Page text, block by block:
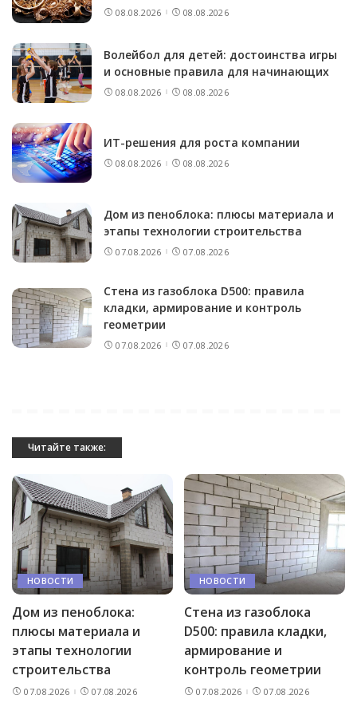
08.08.2026 08.08.2026
Волейбол для детей: достоинства игры
и основные правила для начинающих
08.08.2026 08.08.2026
ИТ-решения для роста компании
08.08.2026 08.08.2026
Дом из пеноблока: плюсы материала и
этапы технологии строительства
07.08.2026 07.08.2026
Стена из газоблока D500: правила
кладки, армирование и контроль
геометрии
07.08.2026 07.08.2026
Читайте также:
НОВОСТИ
Дом из пеноблока:
плюсы материала и
этапы технологии
строительства
07.08.2026 07.08.2026
НОВОСТИ
Стена из газоблока
D500: правила кладки,
армирование и
контроль геометрии
07.08.2026 07.08.2026